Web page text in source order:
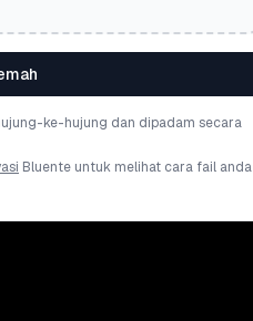
ke-hujung dan dipadam secara
Bluente untuk melihat cara fail anda